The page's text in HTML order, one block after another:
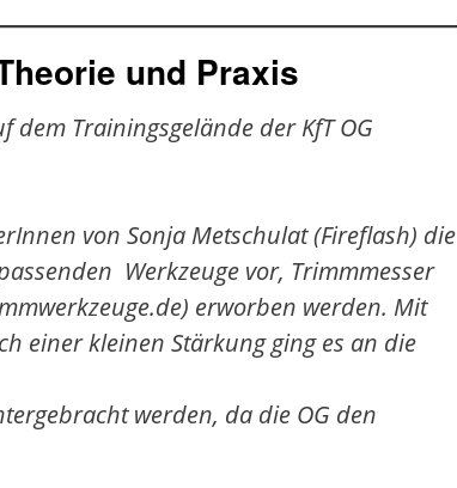
und Praxis
Trainingsgelände der KfT OG
von Sonja Metschulat (Fireflash) die
Werkzeuge vor, Trimmmesser
erworben werden. Mit
einer kleinen Stärkung ging es an die
werden, da die OG den